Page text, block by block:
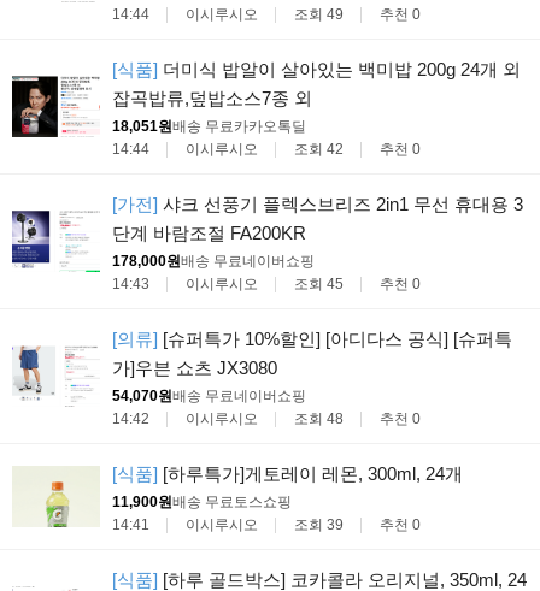
14:44
이시루시오 조회 49 추천 0
[식품] 더미식 밥알이 살아있는 백미밥 200g 24개 외
잡곡밥류,덮밥소스7종 외
18,051원배송 무료 카카오톡딜
14:44
이시루시오 조회 42 추천 0
[가전] 샤크 선풍기 플렉스브리즈 2in1 무선 휴대용 3
단계 바람조절 FA200KR
178,000원배송 무료네이버쇼핑
14:43
이시루시오 조회 45 추천 0
[의류] [슈퍼특가 10%할인] [아디다스 공식] [슈퍼특
가]우븐 쇼츠 JX3080
54,070원배송 무료네이버쇼핑
14:42
이시루시오 조회 48 추천 0
[식품] [하루특가]게토레이 레몬, 300ml, 24개
11,900원배송 무료 토스쇼핑
14:41
이시루시오 조회 39 추천 0
[식품] [하루 골드박스] 코카콜라 오리지널, 350ml, 24